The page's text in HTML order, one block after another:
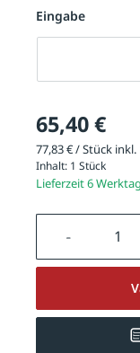
Eingabe
Eingabe
65,40 €
77,83 € / Stück
Inhalt: 1 Stück
Lieferzeit 6
Produkt